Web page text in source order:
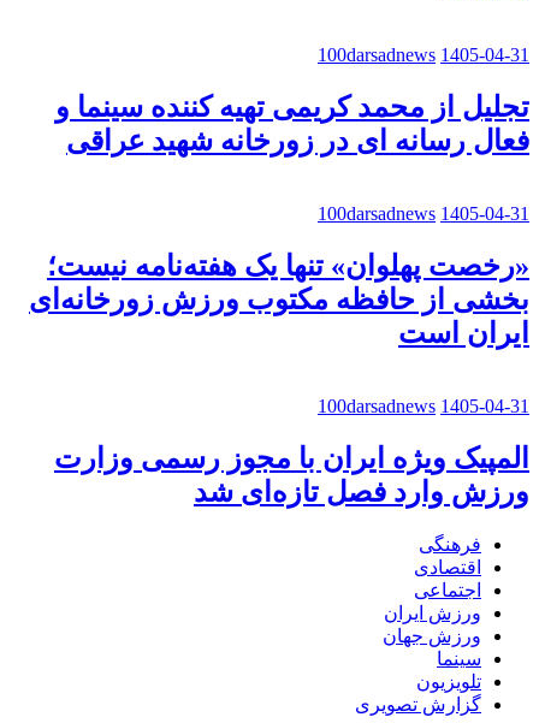
100darsadnews 1405-04-31
تجلیل از محمد کریمی تهیه کننده سینما و
فعال رسانه ای در زورخانه شهید عراقی
100darsadnews 1405-04-31
«رخصت پهلوان» تنها یک هفته‌نامه نیست؛
بخشی از حافظه مکتوب ورزش زورخانه‌ای
ایران است
100darsadnews 1405-04-31
المپیک ویژه ایران با مجوز رسمی وزارت
ورزش وارد فصل تازه‌ای شد
فرهنگی
اقتصادی
اجتماعی
ورزش ایران
ورزش جهان
سینما
تلویزیون
گزارش تصویری